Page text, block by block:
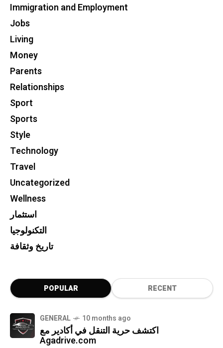
Immigration and Employment
Jobs
Living
Money
Parents
Relationships
Sport
Sports
Style
Technology
Travel
Uncategorized
Wellness
استثمار
التكنولوجيا
تاريخ وثقافة
POPULAR RECENT
GENERAL 10 months ago
اكتشف حرية التنقل في أكادير مع
Agadrive.com